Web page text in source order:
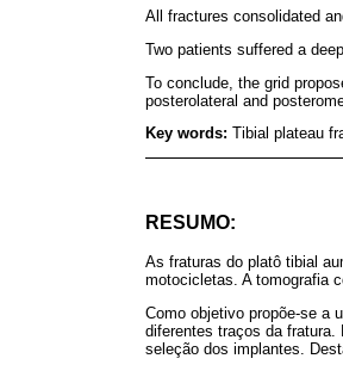
All fractures consolidated
Two patients suffered a
To conclude, the grid
posterolateral and
Key words: Tibial plateau
RESUMO:
As fraturas do platô tibial
motocicletas. A tomografia
Como objetivo propõe-se a
diferentes traços da fratura.
seleção dos implantes.